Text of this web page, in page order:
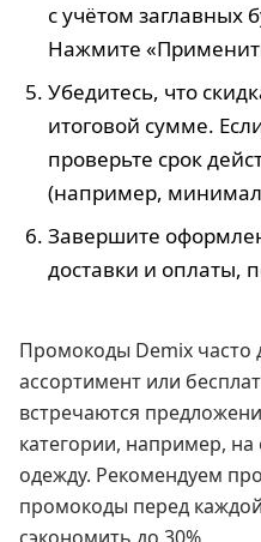
с учётом заглавных
Нажмите
Убедитесь, что
итоговой сумме.
проверьте срок
(например,
Завершите
доставки и оплаты,
Промокоды Demix часто
ассортимент или
встречаются
категории, например,
одежду. Рекомендуем
промокоды перед